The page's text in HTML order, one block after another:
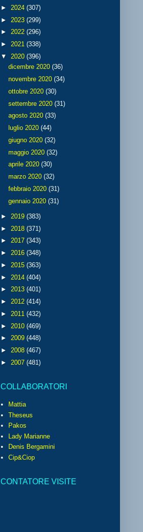
► 2024 (307)
► 2023 (299)
► 2022 (296)
► 2021 (338)
▼ 2020 (396)
dicembre 2020 (36)
novembre 2020 (34)
ottobre 2020 (30)
settembre 2020 (31)
agosto 2020 (33)
luglio 2020 (44)
giugno 2020 (32)
maggio 2020 (32)
aprile 2020 (30)
marzo 2020 (32)
febbraio 2020 (31)
gennaio 2020 (31)
► 2019 (383)
► 2018 (371)
► 2017 (343)
► 2016 (348)
► 2015 (363)
► 2014 (404)
► 2013 (401)
► 2012 (414)
► 2011 (432)
► 2010 (469)
► 2009 (448)
► 2008 (467)
► 2007 (481)
COLLABORATORI
Mattia
Theseus
Pakos
Lady Marianne
Denis Bergamini
Cip&Ciop
CONTATORE VISITE